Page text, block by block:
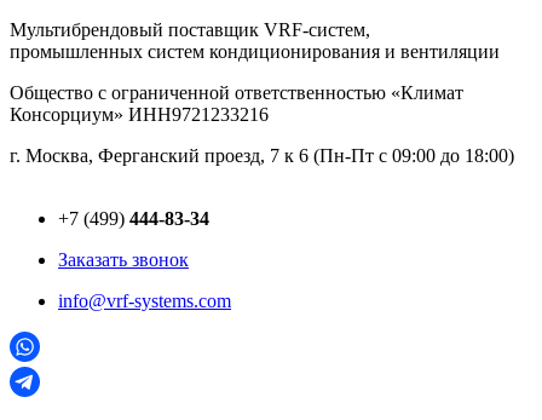
Перейти
к
Мультибрендовый поставщик VRF-cистем,
промышленных систем кондиционирования и вентиляции
Общество с ограниченной ответственностью «Климат
Консорциум» ИНН9721233216
г. Москва, Ферганский проезд, 7 к 6 (Пн-Пт с 09:00 до 18:00)
+7 (499) 444-83-34
Заказать звонок
info@vrf-systems.com